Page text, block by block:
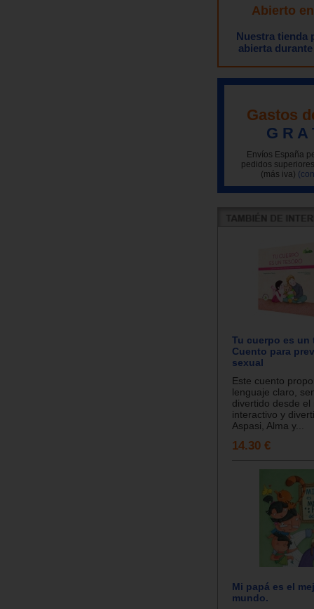
Abierto
Nuestra tienda
abierta
Gastos
G R A
Envíos España
pedidos
(más iva)
Tu cuerpo es un
Cuento para
sexual
Este cuento
lenguaje claro,
divertido desde el
interactivo y
Aspasi, Alma y...
14.30 €
Mi papá es el
mundo.